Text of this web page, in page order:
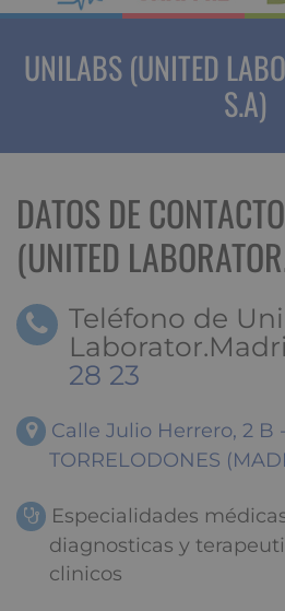
UNILABS (UNITED
S.A)
DATOS DE
(UNITED
Teléfono de
28 23
Calle Julio Herrero, 2 B
TORRELODONES
Especialidades
diagnosticas y
clinicos